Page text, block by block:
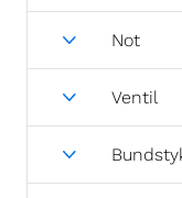
Not
Ventil